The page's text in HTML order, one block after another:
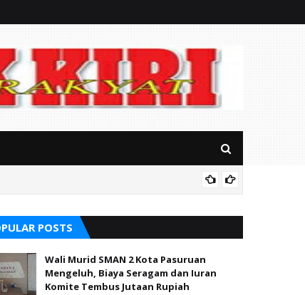
POSTS
Wali Murid SMAN 2 Kota Pasuruan
Mengeluh, Biaya Seragam dan Iuran
Komite Tembus Jutaan Rupiah